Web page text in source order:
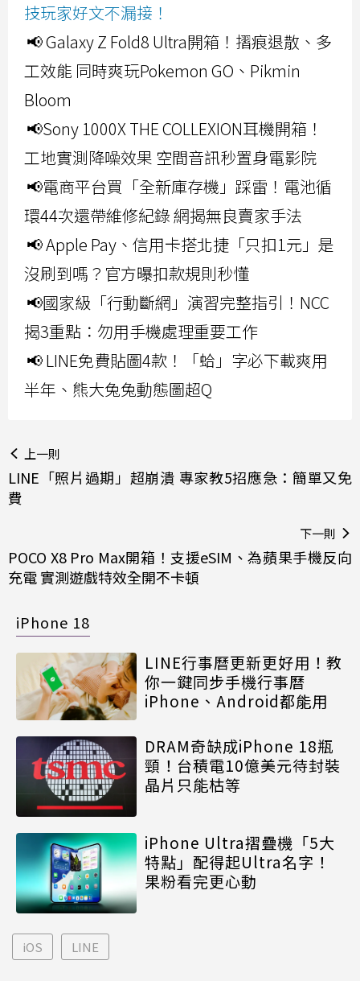
技玩家好文不漏接！
📢 Galaxy Z Fold8 Ultra開箱！摺痕退散、多
工效能 同時爽玩Pokemon GO、Pikmin
Bloom
📢Sony 1000X THE COLLEXION耳機開箱！
工地實測降噪效果 空間音訊秒置身電影院
📢電商平台買「全新庫存機」踩雷！電池循
環44次還帶維修紀錄 網揭無良賣家手法
📢 Apple Pay、信用卡搭北捷「只扣1元」是
沒刷到嗎？官方曝扣款規則秒懂
📢國家級「行動斷網」演習完整指引！NCC
揭3重點：勿用手機處理重要工作
📢 LINE免費貼圖4款！「蛤」字必下載爽用
半年、熊大兔兔動態圖超Q
上一則
LINE「照片過期」超崩潰 專家教5招應急：簡單又免
費
下一則
POCO X8 Pro Max開箱！支援eSIM、為蘋果手機反向
充電 實測遊戲特效全開不卡頓
iPhone 18
LINE行事曆更新更好用！教
你一鍵同步手機行事曆
iPhone、Android都能用
DRAM奇缺成iPhone 18瓶
頸！台積電10億美元待封裝
晶片只能枯等
iPhone Ultra摺疊機「5大
特點」配得起Ultra名字！
果粉看完更心動
iOS LINE